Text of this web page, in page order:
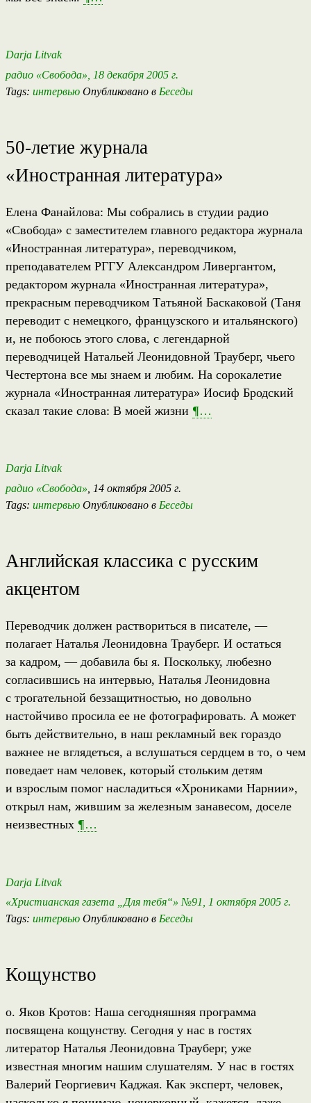
Darja Litvak
радио «Свобода», 18 декабря 2005 г.
Tags: интервью Опубликовано в Беседы
50-летие журнала
«Иностранная литература»
Елена Фанайлова: Мы собрались в студии радио
«Свобода» с заместителем главного редактора журнала
«Иностранная литература», переводчиком,
преподавателем РГГУ Александром Ливергантом,
редактором журнала «Иностранная литература»,
прекрасным переводчиком Татьяной Баскаковой (Таня
переводит с немецкого, французского и итальянского)
и, не побоюсь этого слова, с легендарной
переводчицей Натальей Леонидовной Трауберг, чьего
Честертона все мы знаем и любим. На сорокалетие
журнала «Иностранная литература» Иосиф Бродский
сказал такие слова: В моей жизни ¶…
Darja Litvak
радио «Свобода» , 14 октября 2005 г.
Tags: интервью Опубликовано в Беседы
Английская классика с русским
акцентом
Переводчик должен раствориться в писателе, —
полагает Наталья Леонидовна Трауберг. И остаться
за кадром, — добавила бы я. Поскольку, любезно
согласившись на интервью, Наталья Леонидовна
с трогательной беззащитностью, но довольно
настойчиво просила ее не фотографировать. А может
быть действительно, в наш рекламный век гораздо
важнее не вглядеться, а вслушаться сердцем в то, о чем
поведает нам человек, который стольким детям
и взрослым помог насладиться «Хрониками Нарнии»,
открыл нам, жившим за железным занавесом, доселе
неизвестных ¶…
Darja Litvak
«Христианская газета „Для тебя“» №91, 1 октября 2005 г.
Tags: интервью Опубликовано в Беседы
Кощунство
о. Яков Кротов: Наша сегодняшняя программа
посвящена кощунству. Сегодня у нас в гостях
литератор Наталья Леонидовна Трауберг, уже
известная многим нашим слушателям. У нас в гостях
Валерий Георгиевич Каджая. Как эксперт, человек,